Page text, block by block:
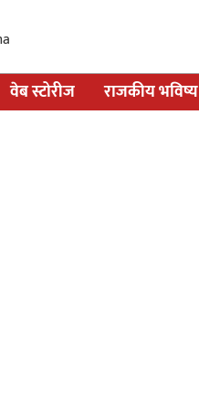
वेब स्टोरीज राजकीय भविष्य